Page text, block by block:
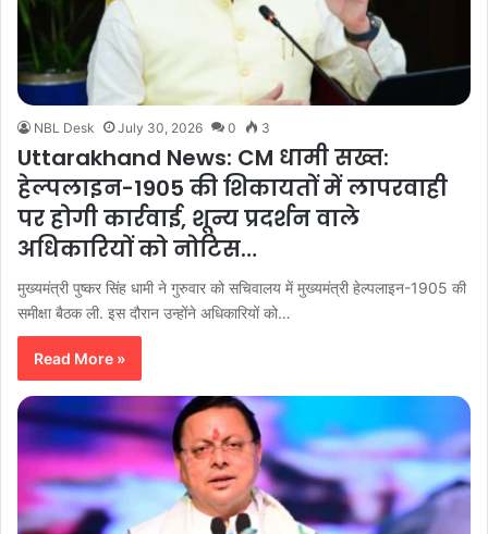
NBL Desk July 30, 2026 0 3
Uttarakhand News: CM धामी सख्त:
हेल्पलाइन-1905 की शिकायतों में लापरवाही
पर होगी कार्रवाई, शून्य प्रदर्शन वाले
अधिकारियों को नोटिस…
मुख्यमंत्री पुष्कर सिंह धामी ने गुरुवार को सचिवालय में मुख्यमंत्री हेल्पलाइन-1905 की
समीक्षा बैठक ली. इस दौरान उन्होंने अधिकारियों को…
Read More »